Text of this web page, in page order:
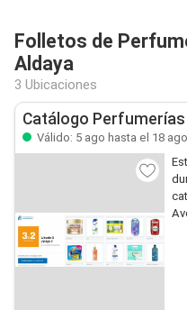
Folletos de
Aldaya
3 Ubicaciones
Catálogo
Válido: 5 ago hasta el 18 ago